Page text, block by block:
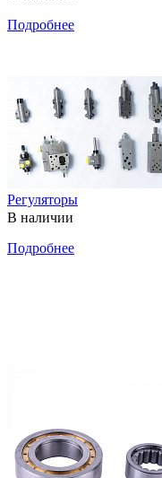
Подробнее
Регуляторы
В наличии
Подробнее